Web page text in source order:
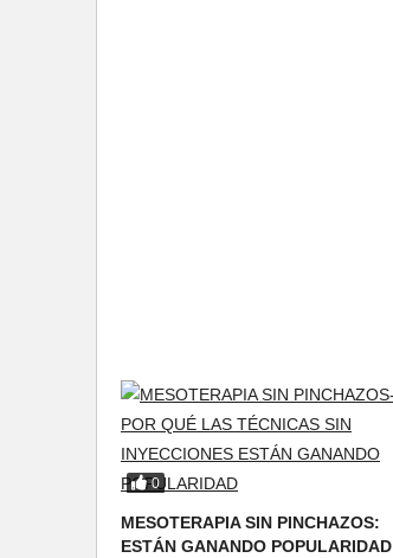
0
MESOTERAPIA SIN PINCHAZOS:
ESTÁN GANANDO POPULARIDAD